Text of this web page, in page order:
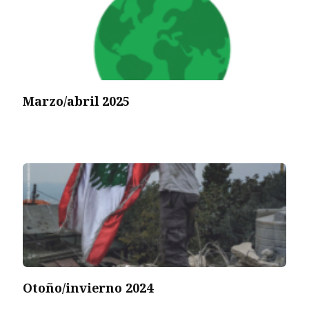
Marzo/abril 2025
Otoño/invierno 2024